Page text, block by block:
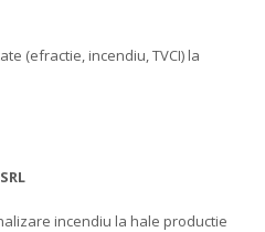
(efractie, incendiu, TVCI) la
incendiu la hale productie